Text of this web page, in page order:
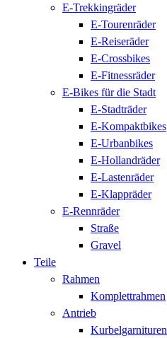
E-Trekkingräder
E-Tourenräder
E-Reiseräder
E-Crossbikes
E-Fitnessräder
E-Bikes für die Stadt
E-Stadträder
E-Kompaktbikes
E-Urbanbikes
E-Hollandräder
E-Lastenräder
E-Klappräder
E-Rennräder
Straße
Gravel
Teile
Rahmen
Komplettrahmen
Antrieb
Kurbelgarnituren